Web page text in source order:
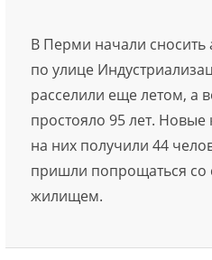
В Перми начали
по улице
расселили еще летом, а
простояло 95 лет.
на них получили 44
пришли попрощаться со
жилищем.